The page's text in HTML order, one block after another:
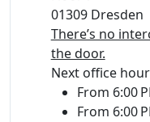
01309 Dresden
There’s no
the door.
Next office
From 6:00
From 6:00